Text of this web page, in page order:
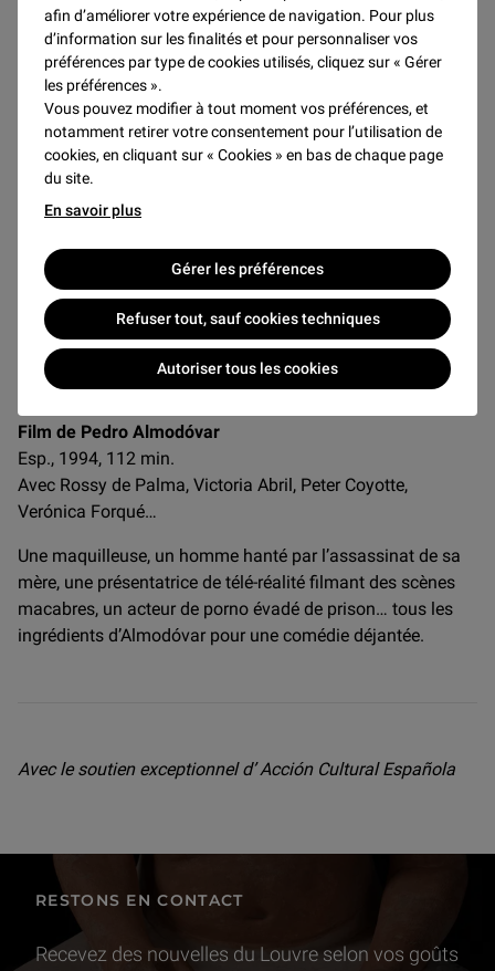
afin d’améliorer votre expérience de navigation. Pour plus
d’information sur les finalités et pour personnaliser vos
préférences par type de cookies utilisés, cliquez sur « Gérer
les préférences ».
Vous pouvez modifier à tout moment vos préférences, et
notamment retirer votre consentement pour l’utilisation de
cookies, en cliquant sur « Cookies » en bas de chaque page
du site.
En savoir plus
Gérer les préférences
Refuser tout, sauf cookies techniques
Autoriser tous les cookies
A partir de 5 manifestations,ABONNEZ-VOUSsur place,
en caisse-conseil ou par téléphone au 01 40 20 55 00 et
bénéficiez du tarif réduit
Conditions tarifaires de l'Auditorium
Accès
Après 17h30 : par la Pyramide uniquement
Partager cet article
Film de Pedro Almodóvar
Esp., 1994, 112 min.
Avec Rossy de Palma, Victoria Abril, Peter Coyotte,
Verónica Forqué…
Une maquilleuse, un homme hanté par l’assassinat de sa
mère, une présentatrice de télé-réalité filmant des scènes
macabres, un acteur de porno évadé de prison… tous les
ingrédients d’Almodóvar pour une comédie déjantée.
Avec le soutien exceptionnel d’ Acción Cultural Española
RESTONS EN CONTACT
Recevez des nouvelles du Louvre selon vos goûts